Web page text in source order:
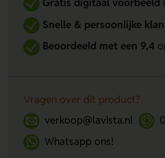
Snelle & persoonlijke
Beoordeeld met een 9,4
Vragen over dit product?
verkoop@lavista.nl
Whatsapp ons!